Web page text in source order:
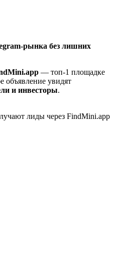
рынка без лишних
— топ-1 площадке
объявление увидят
и инвесторы.
лиды через FindMini.app